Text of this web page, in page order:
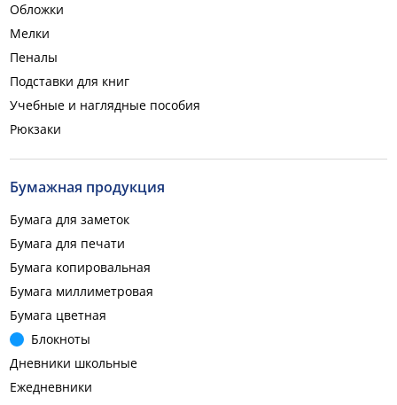
Обложки
Мелки
Пеналы
Подставки для книг
Учебные и наглядные пособия
Рюкзаки
Бумажная продукция
Бумага для заметок
Бумага для печати
Бумага копировальная
Бумага миллиметровая
Бумага цветная
Блокноты
Дневники школьные
Ежедневники